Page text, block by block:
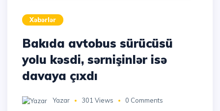
Xəbərlər
Bakıda avtobus sürücüsü
yolu kəsdi, sərnişinlər isə
davaya çıxdı
Yazar 301 Views 0 Comments